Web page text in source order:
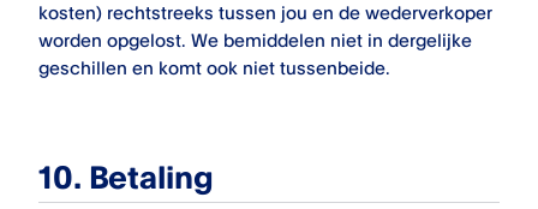
kosten) rechtstreeks tussen jou en de wederverkoper
worden opgelost. We bemiddelen niet in dergelijke
geschillen en komt ook niet tussenbeide.
10. Betaling